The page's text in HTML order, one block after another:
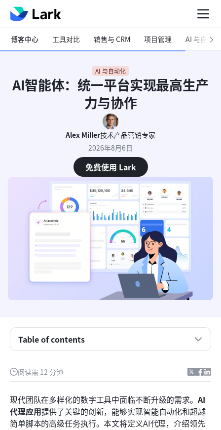
博客中心 工具对比 销售与 CRM 项目管理 AI 与自动化
AI 与自动化
AI智能体：统一平台实现最高生产
力与协作
Alex Miller技术产品营销专家
2026年8月6日
免费使用 Lark
阅读需 12 分钟
现代团队在多样化的数字工具中面临不断升级的需求。 AI
代理应用提供了关键的创新，能够实现智能自动化和超越
简单脚本的高级任务执行。本文将定义AI代理，介绍领先
Table of contents
理解人工智能代理应用：定义自主劳动力
商业案例：为什么AI代理应用对生产力至关重要
顶级人工智能代理应用和平台以提升生产力
关键考量：孤立人工智能代理的挑战
协同智能：Lark如何改变AI智能体的潜力